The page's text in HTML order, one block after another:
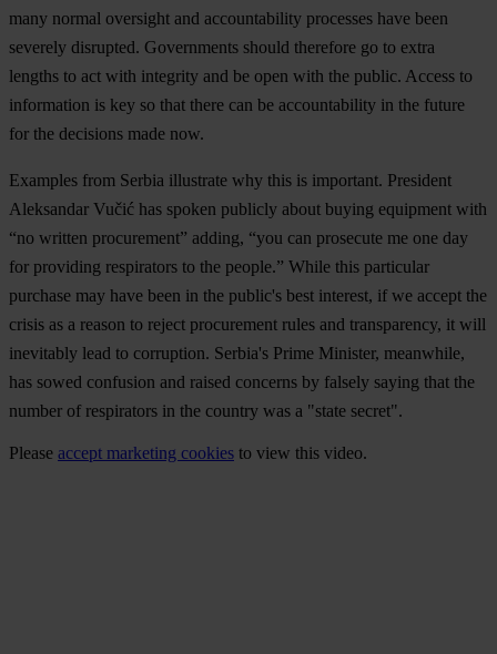
many normal oversight and accountability processes have been
severely disrupted. Governments should therefore go to extra
lengths to act with integrity and be open with the public. Access to
information is key so that there can be accountability in the future
for the decisions made now.
Examples from Serbia illustrate why this is important. President
Aleksandar Vučić has spoken publicly about buying equipment with
“no written procurement” adding, “you can prosecute me one day
for providing respirators to the people.” While this particular
purchase may have been in the public's best interest, if we accept the
crisis as a reason to reject procurement rules and transparency, it will
inevitably lead to corruption. Serbia's Prime Minister, meanwhile,
has sowed confusion and raised concerns by falsely saying that the
number of respirators in the country was a "state secret".
Please accept marketing cookies to view this video.